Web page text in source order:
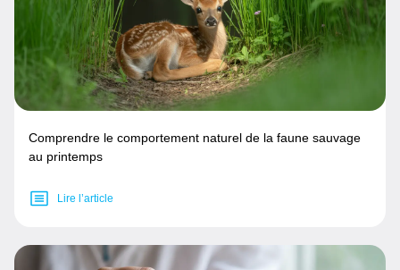
Comprendre le comportement naturel de la faune sauvage
au printemps
Lire l’article